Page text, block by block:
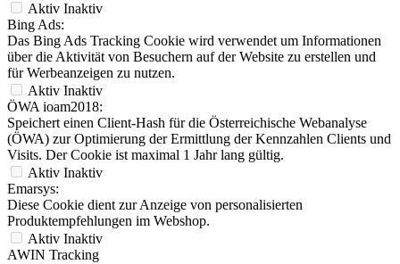
Aktiv Inaktiv
Bing Ads:
Das Bing Ads Tracking Cookie wird verwendet um Informationen
über die Aktivität von Besuchern auf der Website zu erstellen und
für Werbeanzeigen zu nutzen.
Aktiv Inaktiv
ÖWA ioam2018:
Speichert einen Client-Hash für die Österreichische Webanalyse
(ÖWA) zur Optimierung der Ermittlung der Kennzahlen Clients und
Visits. Der Cookie ist maximal 1 Jahr lang gültig.
Aktiv Inaktiv
Emarsys:
Diese Cookie dient zur Anzeige von personalisierten
Produktempfehlungen im Webshop.
Aktiv Inaktiv
AWIN Tracking